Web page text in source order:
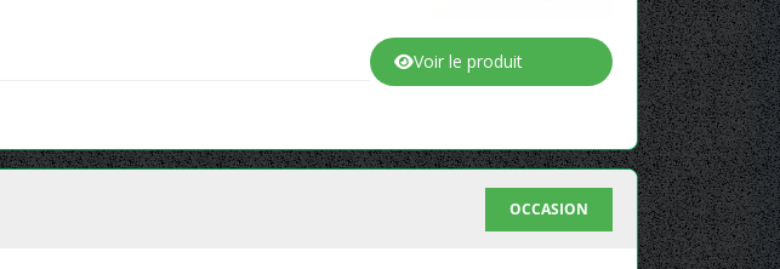
Voir le produit
OCCASION